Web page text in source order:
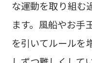
な運動を取り組む
ます。風船やお手
を引いてルールを